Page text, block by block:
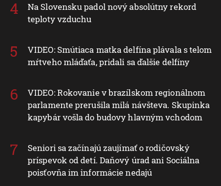
Na Slovensku padol nový absolútny rekord
teploty vzduchu
VIDEO: Smútiaca matka delfína plávala s telom
mŕtveho mláďaťa, pridali sa ďalšie delfíny
VIDEO: Rokovanie v brazílskom regionálnom
parlamente prerušila milá návšteva. Skupinka
kapybár vošla do budovy hlavným vchodom
Seniori sa začínajú zaujímať o rodičovský
príspevok od detí. Daňový úrad ani Sociálna
poisťovňa im informácie nedajú